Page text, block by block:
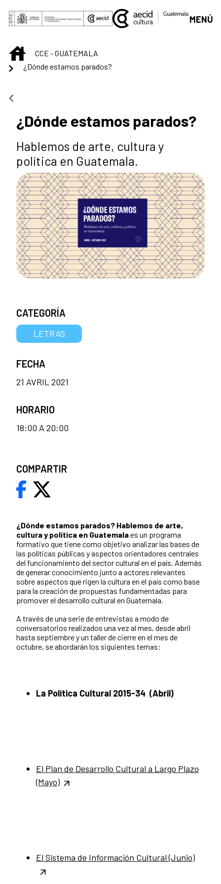
Saut au contenu principal
MENÚ
INICIOCCE - GUATEMALA
¿Dónde estamos parados?
¿Dónde estamos parados?
Hablemos de arte, cultura y
política en Guatemala.
¿Dónde estamos parados? Hablemos de arte,
cultura y política en Guatemalaes un programa
formativo que tiene como objetivo analizar las bases de
las políticas públicas y aspectos orientadores centrales
del funcionamiento del sector cultural en el país. Además
de generar conocimiento junto a actores relevantes
sobre aspectos que rigen la cultura en el país como base
para la creación de propuestas fundamentadas para
promover el desarrollo cultural en Guatemala.
A través de una serie de entrevistas a modo de
conversatorios realizados una vez al mes, desde abril
hasta septiembre y un taller de cierre en el mes de
octubre, se abordarán los siguientes temas:
La Política Cultural 2015-34 (Abril)
El Plan de Desarrollo Cultural a Largo Plazo
(Mayo)
El Sistema de Información Cultural (Junio)
CATEGORÍA
LETRAS
FECHA
21 AVRIL 2021
HORARIO
18:00 A 20:00
COMPARTIR